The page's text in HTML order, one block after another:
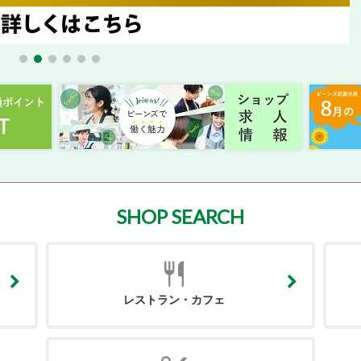
SHOP SEARCH
レストラン・カフェ